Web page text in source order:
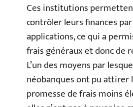
Ces institutions
contrôler leurs finances
applications, ce qui a
frais généraux et donc de
L’un des moyens par
néobanques ont pu attirer
promesse de frais moins